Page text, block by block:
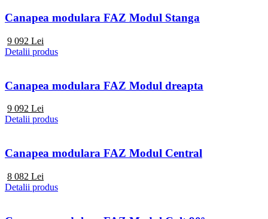
Canapea modulara FAZ Modul Stanga
9 092 Lei
Detalii produs
Canapea modulara FAZ Modul dreapta
9 092 Lei
Detalii produs
Canapea modulara FAZ Modul Central
8 082 Lei
Detalii produs